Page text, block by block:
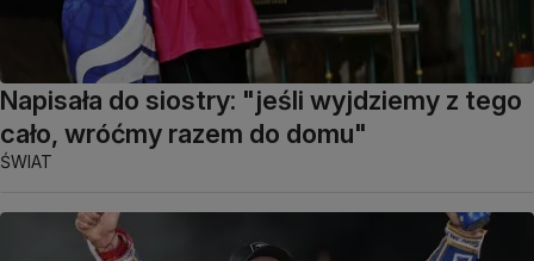
Napisała do siostry: "jeśli wyjdziemy z tego
cało, wróćmy razem do domu"
ŚWIAT